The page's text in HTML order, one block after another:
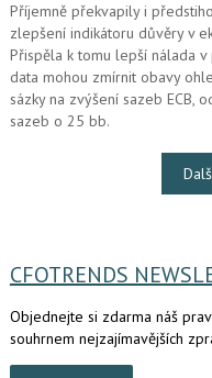
Příjemně překvapily i
zlepšení indikátoru důvěry v
Přispěla k tomu lepší nálada
data mohou zmírnit obavy
sázky na zvýšení sazeb ECB,
sazeb o 25 bb.
CFOTRENDS
Objednejte si zdarma náš
souhrnem nejzajímavějších